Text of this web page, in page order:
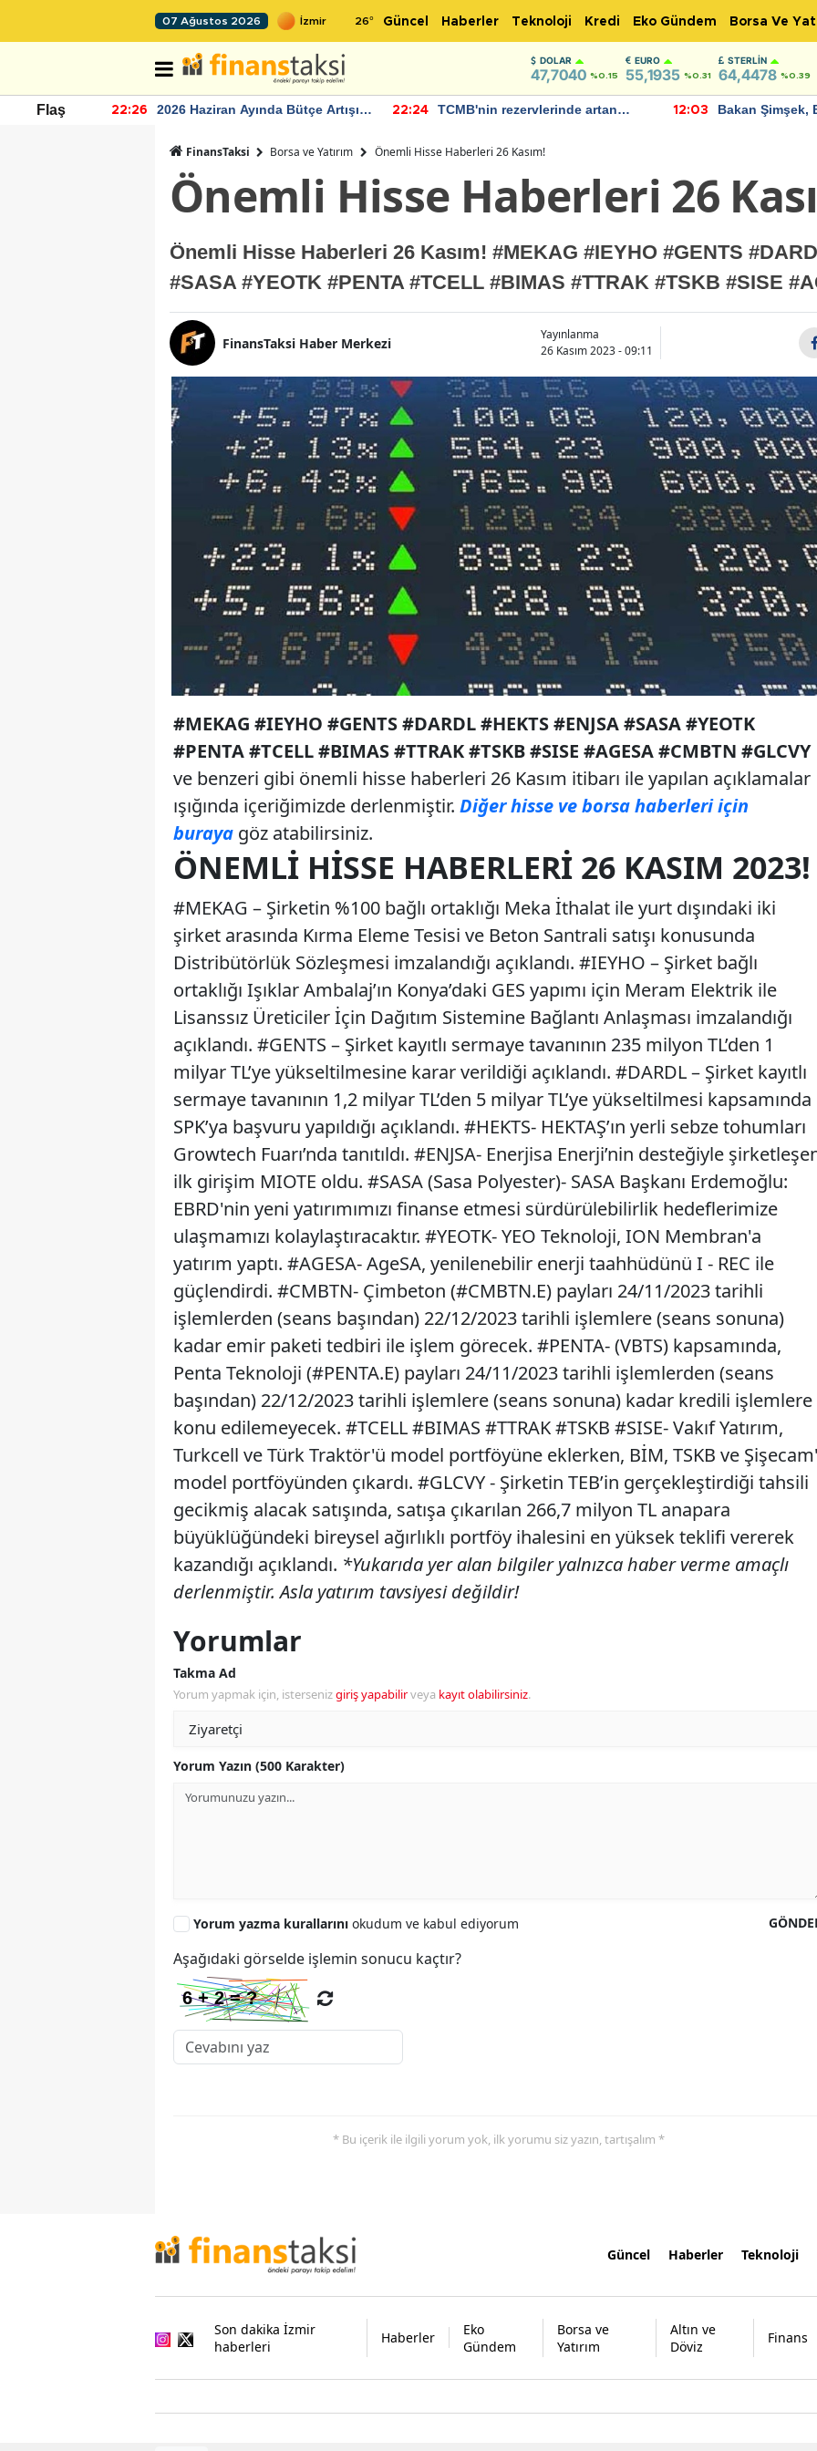
07 Ağustos 2026 26° Güncel Haberler Teknoloji Kredi Eko Gündem Borsa Ve
DOLAR
47,7040 %0.15
EURO
55,1935 %0.31
STERLIN
64,4478 %0.39
Flaş 22:26
2026 Haziran Ayında Bütçe Artışı
22:24
TCMB'nin rezervlerinde artan
12:03
Bakan Şimşek,
FinansTaksi Borsa ve Yatırım Önemli Hisse Haberleri 26 Kasım!
Önemli Hisse Haberleri 26
Önemli Hisse Haberleri 26 Kasım! #MEKAG #IEYHO #GENTS
#SASA #YEOTK #PENTA #TCELL #BIMAS #TTRAK #TSKB #SISE
FinansTaksi Haber Merkezi
Yayınlanma
26 Kasım 2023 - 09:11
#MEKAG #IEYHO #GENTS #DARDL #HEKTS #ENJSA #SASA #YEOTK
#PENTA #TCELL #BIMAS #TTRAK #TSKB #SISE #AGESA #CMBTN #GLCVY
ve benzeri gibi önemli hisse haberleri 26 Kasım itibarı ile yapılan açıklamalar
ışığında içeriğimizde derlenmiştir. Diğer hisse ve borsa haberleri için
buraya göz atabilirsiniz.
ÖNEMLI HISSE HABERLERI 26 KASIM 2023!
#MEKAG – Şirketin %100 bağlı ortaklığı Meka İthalat ile yurt dışındaki iki
şirket arasında Kırma Eleme Tesisi ve Beton Santrali satışı konusunda
Distribütörlük Sözleşmesi imzalandığı açıklandı. #IEYHO – Şirket bağlı
ortaklığı Işıklar Ambalaj’ın Konya’daki GES yapımı için Meram Elektrik ile
Lisanssız Üreticiler İçin Dağıtım Sistemine Bağlantı Anlaşması imzalandığı
açıklandı. #GENTS – Şirket kayıtlı sermaye tavanının 235 milyon TL’den 1
milyar TL’ye yükseltilmesine karar verildiği açıklandı. #DARDL – Şirket kayıtlı
sermaye tavanının 1,2 milyar TL’den 5 milyar TL’ye yükseltilmesi kapsamında
SPK’ya başvuru yapıldığı açıklandı. #HEKTS- HEKTAŞ’ın yerli sebze tohumları
Growtech Fuarı’nda tanıtıldı. #ENJSA- Enerjisa Enerji’nin desteğiyle
ilk girişim MIOTE oldu. #SASA (Sasa Polyester)- SASA Başkanı Erdemoğlu:
EBRD'nin yeni yatırımımızı finanse etmesi sürdürülebilirlik hedeflerimize
ulaşmamızı kolaylaştıracaktır. #YEOTK- YEO Teknoloji, ION Membran'a
yatırım yaptı. #AGESA- AgeSA, yenilenebilir enerji taahhüdünü I - REC ile
güçlendirdi. #CMBTN- Çimbeton (#CMBTN.E) payları 24/11/2023 tarihli
işlemlerden (seans başından) 22/12/2023 tarihli işlemlere (seans sonuna)
kadar emir paketi tedbiri ile işlem görecek. #PENTA- (VBTS) kapsamında,
Penta Teknoloji (#PENTA.E) payları 24/11/2023 tarihli işlemlerden (seans
başından) 22/12/2023 tarihli işlemlere (seans sonuna) kadar kredili işlemlere
konu edilemeyecek. #TCELL #BIMAS #TTRAK #TSKB #SISE- Vakıf Yatırım,
Turkcell ve Türk Traktör'ü model portföyüne eklerken, BİM, TSKB ve
model portföyünden çıkardı. #GLCVY - Şirketin TEB’in gerçekleştirdiği tahsili
gecikmiş alacak satışında, satışa çıkarılan 266,7 milyon TL anapara
büyüklüğündeki bireysel ağırlıklı portföy ihalesini en yüksek teklifi vererek
kazandığı açıklandı. *Yukarıda yer alan bilgiler yalnızca haber verme amaçlı
derlenmiştir. Asla yatırım tavsiyesi değildir!
Yorumlar
Takma Ad
Yorum yapmak için, istersenizgiriş yapabilirveya kayıt olabilirsiniz.
Yorum Yazın (500 Karakter)
Yorum yazma kurallarını okudum ve kabul ediyorum
Aşağıdaki görselde işlemin sonucu kaçtır?
* Bu içerik ile ilgili yorum yok, ilk yorumu siz yazın, tartışalım *
Güncel Haberler Teknoloji
Son dakika İzmir
haberleri
Haberler
Eko
Gündem
Borsa ve
Yatırım
Altın ve
Döviz
Finans